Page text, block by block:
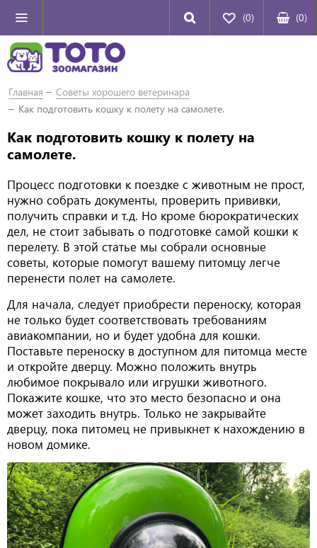
(0) (0)
Главная
Советы хорошего ветеринара
Как подготовить кошку к полету на самолете.
Как подготовить кошку к полету на
самолете.
Процесс подготовки к поездке с животным не прост,
нужно собрать документы, проверить прививки,
получить справки и т.д. Но кроме бюрократических
дел, не стоит забывать о подготовке самой кошки к
перелету. В этой статье мы собрали основные
советы, которые помогут вашему питомцу легче
перенести полет на самолете.
Для начала, следует приобрести переноску, которая
не только будет соответствовать требованиям
авиакомпании, но и будет удобна для кошки.
Поставьте переноску в доступном для питомца месте
и откройте дверцу. Можно положить внутрь
любимое покрывало или игрушки животного.
Покажите кошке, что это место безопасно и она
может заходить внутрь. Только не закрывайте
дверцу, пока питомец не привыкнет к нахождению в
новом домике.